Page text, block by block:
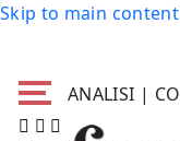
Skip to main content
ANALISI |